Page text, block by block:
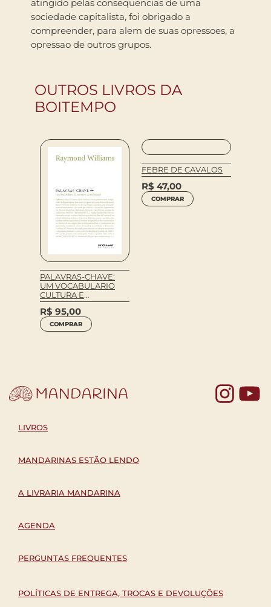
atingido pelas consequencias de uma
sociedade capitalista, foi obrigado a
compreender, para alem de suas opressoes, a
opressao de outros grupos.
OUTROS LIVROS DA
BOITEMPO
PALAVRAS-CHAVE:
UM VOCABULARIO
CULTURA E
SOCIEDADE
R$ 95,00
COMPRAR
FEBRE DE CAVALOS
R$ 47,00
COMPRAR
LIVROS
MANDARINAS ESTÃO LENDO
A LIVRARIA MANDARINA
AGENDA
PERGUNTAS FREQUENTES
POLÍTICAS DE ENTREGA, TROCAS E DEVOLUÇÕES